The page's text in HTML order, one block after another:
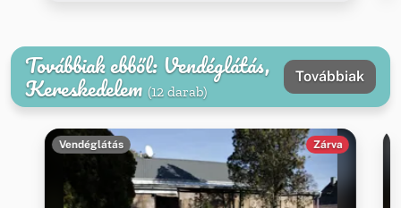
Továbbiak ebből: Vendéglátás,
Kereskedelem (12 darab)
Továbbiak
Vendéglátás Zárva